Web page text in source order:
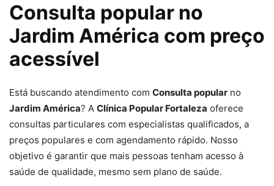
Consulta popular no
Jardim América com preço
acessível
Está buscando atendimento com Consulta popular no
Jardim América? A Clínica Popular Fortaleza oferece
consultas particulares com especialistas qualificados, a
preços populares e com agendamento rápido. Nosso
objetivo é garantir que mais pessoas tenham acesso à
saúde de qualidade, mesmo sem plano de saúde.